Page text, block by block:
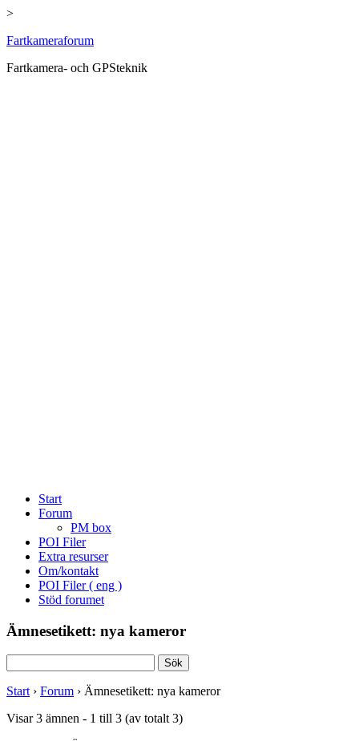
>
Hoppa
innehåll
Fartkameraforum
Fartkamera- och GPSteknik
Start
Forum
PM box
POI Filer
Extra resurser
Om/kontakt
POI Filer ( eng )
Stöd forumet
Ämnesetikett: nya kameror
efter:
Start › Forum › Ämnesetikett: nya kameror
Visar 3 ämnen - 1 till 3 (av totalt 3)